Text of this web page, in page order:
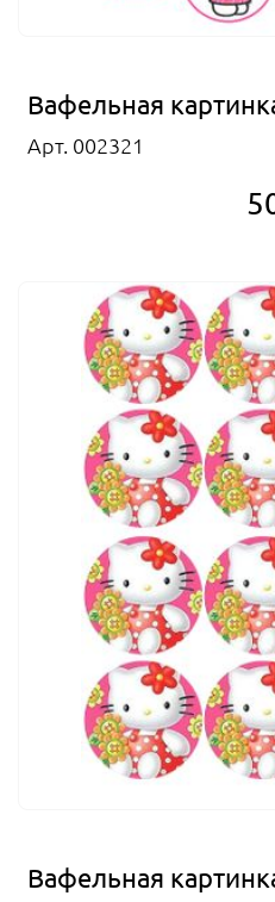
Вафельная
Арт. 002321
Вафельная